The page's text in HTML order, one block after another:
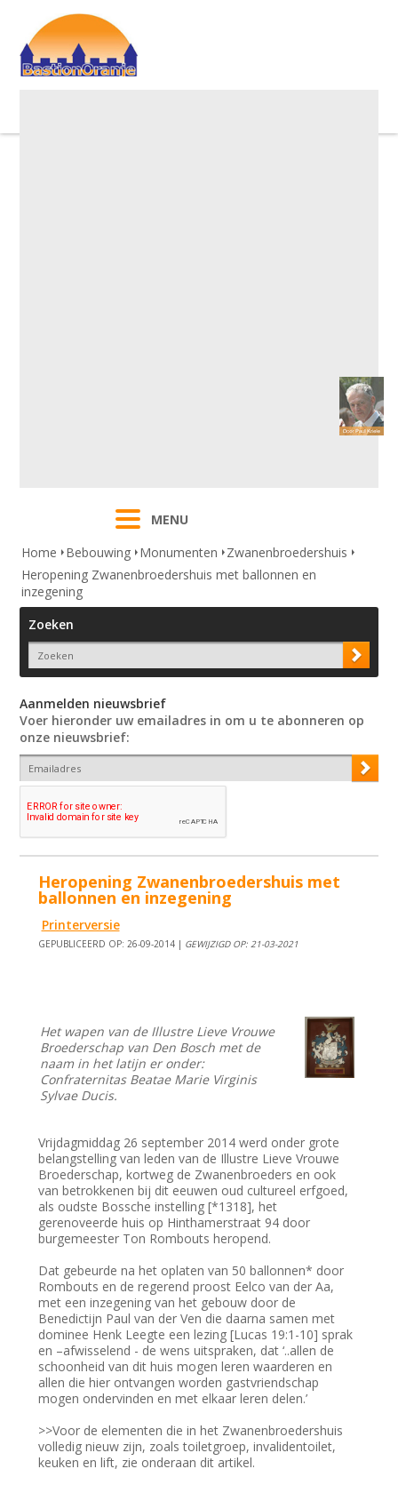
MENU
Home
Bebouwing Monumenten
Zwanenbroedershuis
Heropening Zwanenbroedershuis met ballonnen en
inzegening
Zoeken
Aanmelden nieuwsbrief
Voer hieronder uw emailadres in om u te abonneren op
onze nieuwsbrief:
Heropening Zwanenbroedershuis met
ballonnen en inzegening
Printerversie
GEPUBLICEERD OP: 26-09-2014 | GEWIJZIGD OP: 21-03-2021
Het wapen van de Illustre Lieve Vrouwe
Broederschap van Den Bosch met de
naam in het latijn er onder:
Confraternitas Beatae Marie Virginis
Sylvae Ducis.
Vrijdagmiddag 26 september 2014 werd onder grote
belangstelling van leden van de Illustre Lieve Vrouwe
Broederschap, kortweg de Zwanenbroeders en ook
van betrokkenen bij dit eeuwen oud cultureel erfgoed,
als oudste Bossche instelling [*1318], het
gerenoveerde huis op Hinthamerstraat 94 door
burgemeester Ton Rombouts heropend.
Dat gebeurde na het oplaten van 50 ballonnen* door
Rombouts en de regerend proost Eelco van der Aa,
met een inzegening van het gebouw door de
Benedictijn Paul van der Ven die daarna samen met
dominee Henk Leegte een lezing [Lucas 19:1-10] sprak
en –afwisselend - de wens uitspraken, dat ‘..allen de
schoonheid van dit huis mogen leren waarderen en
allen die hier ontvangen worden gastvriendschap
mogen ondervinden en met elkaar leren delen.’
>>Voor de elementen die in het Zwanenbroedershuis
volledig nieuw zijn, zoals toiletgroep, invalidentoilet,
keuken en lift, zie onderaan dit artikel.